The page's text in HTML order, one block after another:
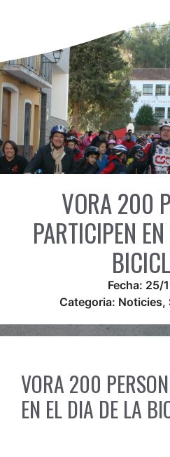
VORA 200
PARTICIPEN
Fecha: 25/
Categoria: Noticies,
VORA 200
EN EL DIA DE LA